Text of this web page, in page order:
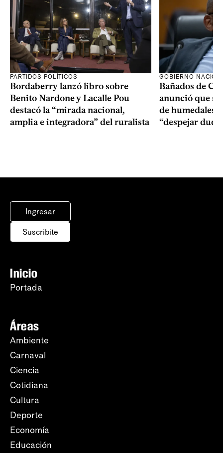
PARTIDOS POLÍTICOS
Bordaberry lanzó libro sobre
Benito Nardone y Lacalle Pou
destacó la “mirada nacional,
amplia e integradora” del ruralista
GOBIERNO
Bañados de
anunció que
de humedales
“despejar
Ingresar
Suscribite
Inicio
Portada
Áreas
Ambiente
Carnaval
Ciencia
Cotidiana
Cultura
Deporte
Economía
Educación